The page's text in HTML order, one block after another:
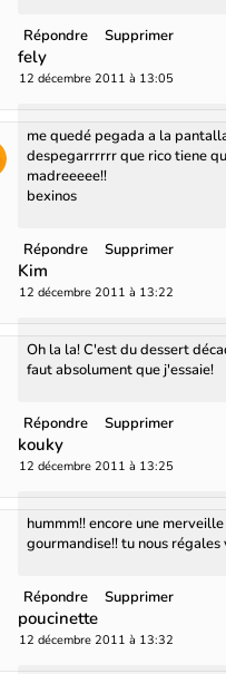
Répondre Supprimer
fely
12 décembre 2011 à 13:05
me quedé pegada a la
despegarrrrrr que rico tiene
madreeeee!!
bexinos
Répondre Supprimer
Kim
12 décembre 2011 à 13:22
Oh la la! C'est du dessert
faut absolument que j'essaie!
Répondre Supprimer
kouky
12 décembre 2011 à 13:25
hummm!! encore une
gourmandise!! tu nous régales
Répondre Supprimer
poucinette
12 décembre 2011 à 13:32